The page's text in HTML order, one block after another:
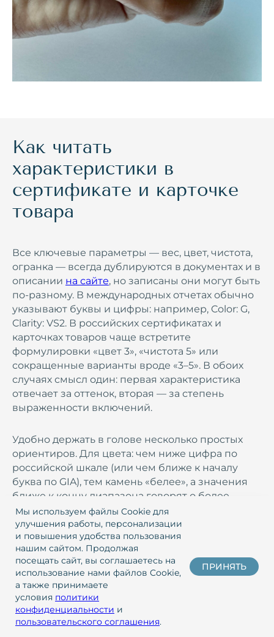
Как читать
характеристики в
сертификате и карточке
товара
Все ключевые параметры — вес, цвет, чистота,
огранка — всегда дублируются в документах и в
описании на сайте, но записаны они могут быть
по‑разному. В международных отчетах обычно
указывают буквы и цифры: например, Color: G,
Clarity: VS2. В российских сертификатах и
карточках товаров чаще встретите
формулировки «цвет 3», «чистота 5» или
сокращенные варианты вроде «3–5». В обоих
случаях смысл один: первая характеристика
отвечает за оттенок, вторая — за степень
выраженности включений.
Удобно держать в голове несколько простых
ориентиров. Для цвета: чем ниже цифра по
российской шкале (или чем ближе к началу
буква по GIA), тем камень «белее», а значения
ближе к концу диапазона говорят о более
заметном оттенке. Для чистоты: невысокие
цифры или обозначения вроде VS по
международной системе чаще всего означают,
что включения не видны без увеличения,
особенно в камнях небольшого и среднего
размера. Высокие номера по дефектности или
группы уровня I/I1 могут подразумевать
наличие особенностей, заметных даже без
специальных средств.
КОНСУЛЬТАЦИЯ
Мы используем файлы Cookie для
улучшения работы, персонализации
и повышения удобства пользования
нашим сайтом. Продолжая
посещать сайт, вы соглашаетесь на
использование нами файлов Cookie,
а также принимаете
условия политики
конфиденциальности и
пользовательского соглашения.
ПРИНЯТЬ